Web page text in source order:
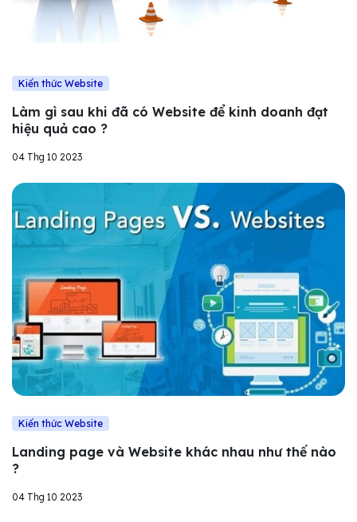
Kiến thức Website
Làm gì sau khi đã có Website để kinh doanh đạt
hiệu quả cao ?
04 Thg 10 2023
Kiến thức Website
Landing page và Website khác nhau như thế nào
?
04 Thg 10 2023